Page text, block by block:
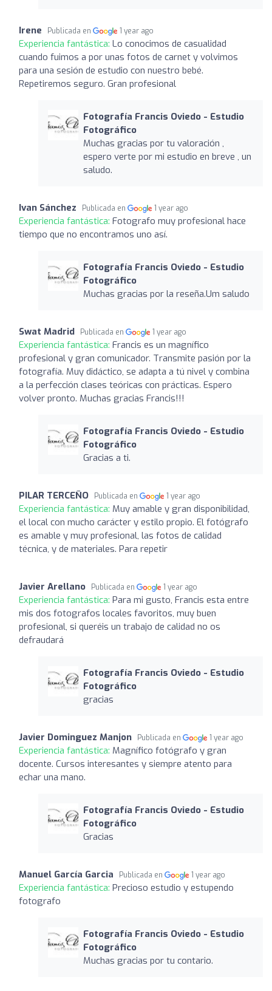
Irene Publicada en 1 year ago
Experiencia fantástica: Lo conocimos de casualidad
cuando fuimos a por unas fotos de carnet y volvimos
para una sesión de estudio con nuestro bebé.
Repetiremos seguro. Gran profesional
Fotografía Francis Oviedo - Estudio
Fotográfico
Muchas gracias por tu valoración ,
espero verte por mi estudio en breve , un
saludo.
Ivan Sánchez Publicada en 1 year ago
Experiencia fantástica: Fotografo muy profesional hace
tiempo que no encontramos uno así.
Fotografía Francis Oviedo - Estudio
Fotográfico
Muchas gracias por la reseña.Um saludo
Swat Madrid Publicada en 1 year ago
Experiencia fantástica: Francis es un magnífico
profesional y gran comunicador. Transmite pasión por la
fotografía. Muy didáctico, se adapta a tú nivel y combina
a la perfección clases teóricas con prácticas. Espero
volver pronto. Muchas gracias Francis!!!
Fotografía Francis Oviedo - Estudio
Fotográfico
Gracias a ti.
PILAR TERCEÑO Publicada en 1 year ago
Experiencia fantástica: Muy amable y gran disponibilidad,
el local con mucho carácter y estilo propio. El fotógrafo
es amable y muy profesional, las fotos de calidad
técnica, y de materiales. Para repetir
Javier Arellano Publicada en 1 year ago
Experiencia fantástica: Para mi gusto, Francis esta entre
mis dos fotografos locales favoritos, muy buen
profesional, si queréis un trabajo de calidad no os
defraudará
Fotografía Francis Oviedo - Estudio
Fotográfico
gracias
Javier Dominguez Manjon Publicada en 1 year ago
Experiencia fantástica: Magnífico fotógrafo y gran
docente. Cursos interesantes y siempre atento para
echar una mano.
Fotografía Francis Oviedo - Estudio
Fotográfico
Gracias
Manuel García Garcia Publicada en 1 year ago
Experiencia fantástica: Precioso estudio y estupendo
fotografo
Fotografía Francis Oviedo - Estudio
Fotográfico
Muchas gracias por tu contario.